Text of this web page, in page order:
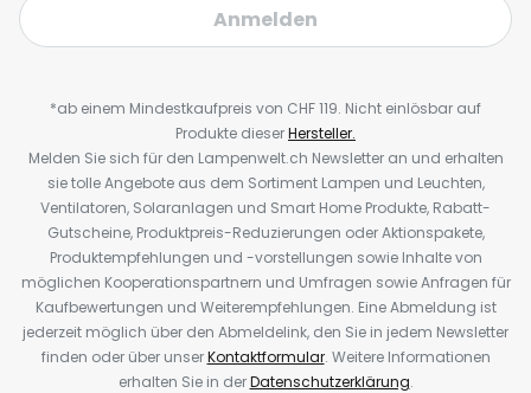
Anmelden
*ab einem Mindestkaufpreis von CHF 119. Nicht einlösbar auf
Produkte dieserHersteller.
Melden Sie sich für den Lampenwelt.ch Newsletter an und erhalten
sie tolle Angebote aus dem Sortiment Lampen und Leuchten,
Ventilatoren, Solaranlagen und Smart Home Produkte, Rabatt-
Gutscheine, Produktpreis-Reduzierungen oder Aktionspakete,
Produktempfehlungen und -vorstellungen sowie Inhalte von
möglichen Kooperationspartnern und Umfragen sowie Anfragen für
Kaufbewertungen und Weiterempfehlungen. Eine Abmeldung ist
jederzeit möglich über den Abmeldelink, den Sie in jedem Newsletter
finden oder über unserKontaktformular. Weitere Informationen
erhalten Sie in derDatenschutzerklärung.